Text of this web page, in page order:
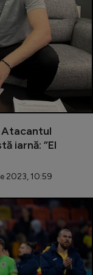
iarnă: ”El
2023, 10:59